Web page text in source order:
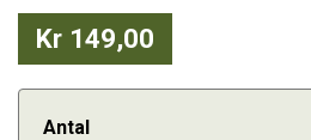
Kr 149,00
Antal